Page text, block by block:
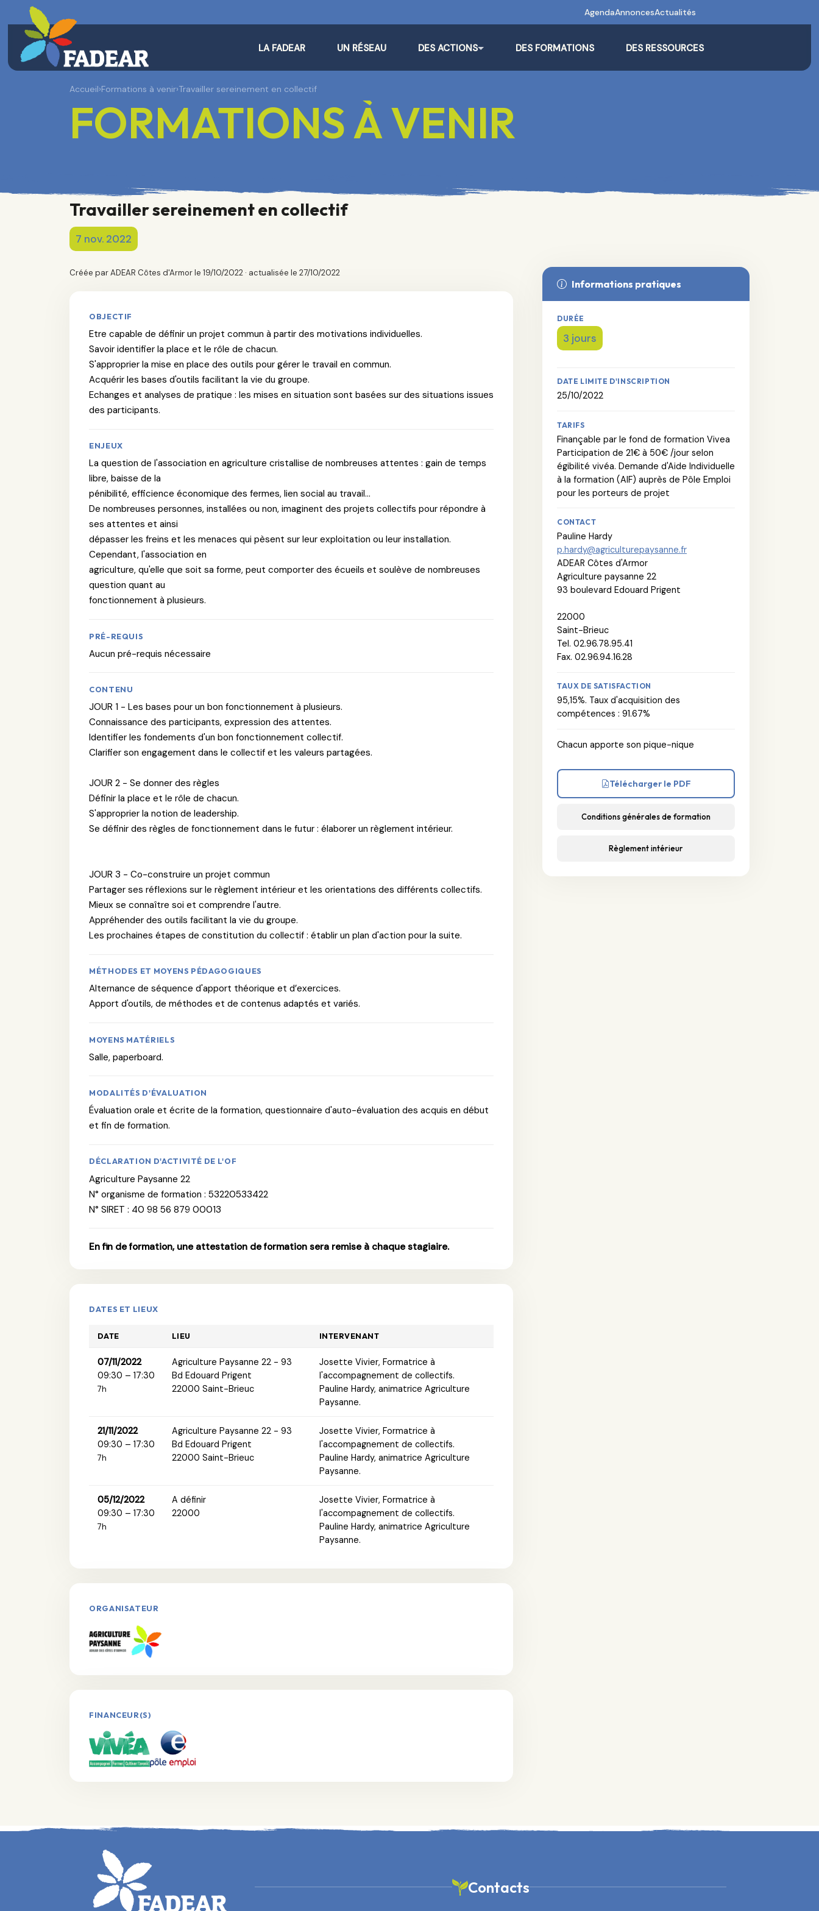
AgendaAnnoncesActualités
LA FADEAR UN RÉSEAU DES ACTIONS DES FORMATIONS DES RESSOURCES
Accueil›Formations à venir›Travailler sereinement en collectif
FORMATIONS À VENIR
Travailler sereinement en collectif
7 nov. 2022
Créée par ADEAR Côtes d'Armor le 19/10/2022 · actualisée le 27/10/2022
OBJECTIF
Etre capable de définir un projet commun à partir des motivations individuelles.
Savoir identifier la place et le rôle de chacun.
S'approprier la mise en place des outils pour gérer le travail en commun.
Acquérir les bases d'outils facilitant la vie du groupe.
Echanges et analyses de pratique : les mises en situation sont basées sur des situations issues
des participants.
ENJEUX
La question de l'association en agriculture cristallise de nombreuses attentes : gain de temps
libre, baisse de la
pénibilité, efficience économique des fermes, lien social au travail...
De nombreuses personnes, installées ou non, imaginent des projets collectifs pour répondre à
ses attentes et ainsi
dépasser les freins et les menaces qui pèsent sur leur exploitation ou leur installation.
Cependant, l'association en
agriculture, qu'elle que soit sa forme, peut comporter des écueils et soulève de nombreuses
question quant au
fonctionnement à plusieurs.
PRÉ-REQUIS
Aucun pré-requis nécessaire
CONTENU
JOUR 1 - Les bases pour un bon fonctionnement à plusieurs.
Connaissance des participants, expression des attentes.
Identifier les fondements d'un bon fonctionnement collectif.
Clarifier son engagement dans le collectif et les valeurs partagées.
JOUR 2 - Se donner des règles
Définir la place et le rôle de chacun.
S'approprier la notion de leadership.
Se définir des règles de fonctionnement dans le futur : élaborer un règlement intérieur.
JOUR 3 - Co-construire un projet commun
Partager ses réflexions sur le règlement intérieur et les orientations des différents collectifs.
Mieux se connaître soi et comprendre l'autre.
Appréhender des outils facilitant la vie du groupe.
Les prochaines étapes de constitution du collectif : établir un plan d'action pour la suite.
MÉTHODES ET MOYENS PÉDAGOGIQUES
Alternance de séquence d'apport théorique et d’exercices.
Apport d'outils, de méthodes et de contenus adaptés et variés.
MOYENS MATÉRIELS
Salle, paperboard.
MODALITÉS D'ÉVALUATION
Évaluation orale et écrite de la formation, questionnaire d'auto-évaluation des acquis en début
et fin de formation.
DÉCLARATION D'ACTIVITÉ DE L'OF
Agriculture Paysanne 22
N° organisme de formation : 53220533422
N° SIRET : 40 98 56 879 00013
En fin de formation, une attestation de formation sera remise à chaque stagiaire.
DATES ET LIEUX
DATE LIEU INTERVENANT
07/11/2022
09:30 – 17:30
7h
Agriculture Paysanne 22 - 93
Bd Edouard Prigent
22000 Saint-Brieuc
Josette Vivier, Formatrice à
l'accompagnement de collectifs.
Pauline Hardy, animatrice Agriculture
Paysanne.
21/11/2022
09:30 – 17:30
7h
Agriculture Paysanne 22 - 93
Bd Edouard Prigent
22000 Saint-Brieuc
Josette Vivier, Formatrice à
l'accompagnement de collectifs.
Pauline Hardy, animatrice Agriculture
Paysanne.
05/12/2022
09:30 – 17:30
7h
A définir
22000
Josette Vivier, Formatrice à
l'accompagnement de collectifs.
Pauline Hardy, animatrice Agriculture
Paysanne.
ORGANISATEUR
FINANCEUR(S)
Informations pratiques
DURÉE
3 jours
DATE LIMITE D'INSCRIPTION
25/10/2022
TARIFS
Finançable par le fond de formation Vivea
Participation de 21€ à 50€ /jour selon
égibilité vivéa. Demande d'Aide Individuelle
à la formation (AIF) auprès de Pôle Emploi
pour les porteurs de projet
CONTACT
Pauline Hardy
p.hardy@agriculturepaysanne.fr
ADEAR Côtes d'Armor
Agriculture paysanne 22
93 boulevard Edouard Prigent
22000
Saint-Brieuc
Tel. 02.96.78.95.41
Fax. 02.96.94.16.28
TAUX DE SATISFACTION
95,15%. Taux d'acquisition des
compétences : 91.67%
Chacun apporte son pique-nique
Télécharger le PDF
Conditions générales de formation
Règlement intérieur
Contacts